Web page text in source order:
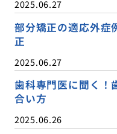
2025.06.27
部分矯正の適応外症
正
2025.06.27
歯科専門医に聞く！
合い方
2025.06.26